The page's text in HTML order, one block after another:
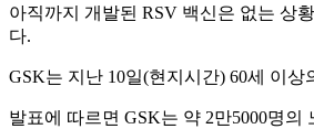
아직까지 개발된 RSV 백신은 없는 상
다.
GSK는 지난 10일(현지시간) 60세 이
발표에 따르면 GSK는 약 2만5000명의